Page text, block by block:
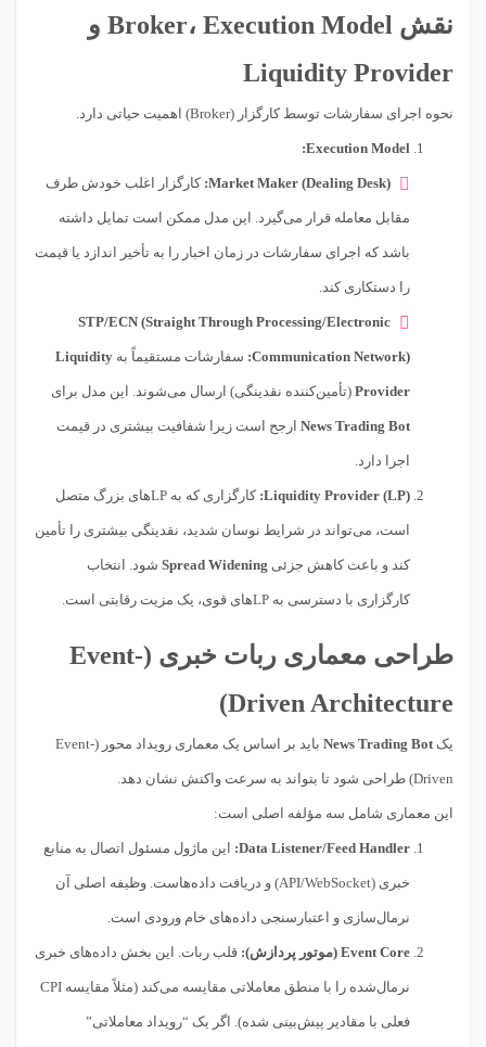
نقش Broker، Execution Model و
Liquidity Provider
نحوه اجرای سفارشات توسط کارگزار (Broker) اهمیت حیاتی دارد.
Execution Model:
Market Maker (Dealing Desk): کارگزار اغلب خودش طرف
مقابل معامله قرار می‌گیرد. این مدل ممکن است تمایل داشته
باشد که اجرای سفارشات در زمان اخبار را به تأخیر اندازد یا قیمت
را دستکاری کند.
STP/ECN (Straight Through Processing/Electronic
Communication Network): سفارشات مستقیماً به Liquidity
Provider (تأمین‌کننده نقدینگی) ارسال می‌شوند. این مدل برای
News Trading Bot ارجح است زیرا شفافیت بیشتری در قیمت
اجرا دارد.
Liquidity Provider (LP): کارگزاری که به LPهای بزرگ متصل
است، می‌تواند در شرایط نوسان شدید، نقدینگی بیشتری را تأمین
کند و باعث کاهش جزئی Spread Widening شود. انتخاب
کارگزاری با دسترسی به LPهای قوی، یک مزیت رقابتی است.
طراحی معماری ربات خبری (Event-
Driven Architecture)
یکNews Trading Bot باید بر اساس یک معماری رویداد محور (Event-
Driven) طراحی شود تا بتواند به سرعت واکنش نشان دهد.
این معماری شامل سه مؤلفه اصلی است:
Data Listener/Feed Handler: این ماژول مسئول اتصال به منابع
خبری (API/WebSocket) و دریافت داده‌هاست. وظیفه اصلی آن
نرمال‌سازی و اعتبارسنجی داده‌های خام ورودی است.
Event Core (موتور پردازش): قلب ربات. این بخش داده‌های خبری
نرمال‌شده را با منطق معاملاتی مقایسه می‌کند (مثلاً مقایسه CPI
فعلی با مقادیر پیش‌بینی شده). اگر یک “رویداد معاملاتی”